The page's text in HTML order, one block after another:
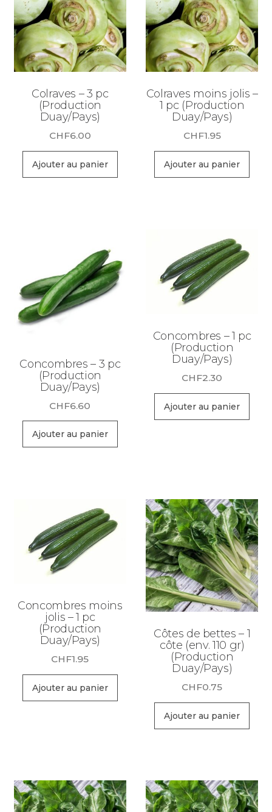
Colraves – 3 pc
(Production
Duay/Pays)
CHF6.00
Ajouter au panier
Colraves moins jolis –
1 pc (Production
Duay/Pays)
CHF1.95
Ajouter au panier
Concombres – 3 pc
(Production
Duay/Pays)
CHF6.60
Ajouter au panier
Concombres – 1 pc
(Production
Duay/Pays)
CHF2.30
Ajouter au panier
Concombres moins
jolis – 1 pc
(Production
Duay/Pays)
CHF1.95
Ajouter au panier
Côtes de bettes – 1
côte (env. 110 gr)
(Production
Duay/Pays)
CHF0.75
Ajouter au panier